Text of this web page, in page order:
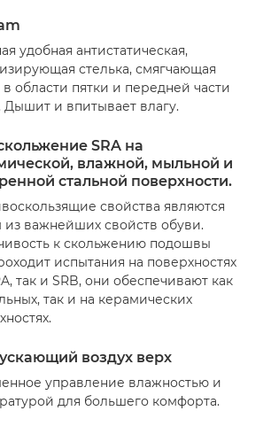
удобная антистатическая,
стелька, смягчающая
области пятки и передней части
Дышит и впитывает влагу.
SRA на
влажной, мыльной и
стальной поверхности.
свойства являются
важнейших свойств обуви.
к скольжению подошвы
испытания на поверхностях
так и SRB, они обеспечивают как
так и на керамических
воздух верх
управление влажностью и
для большего комфорта.